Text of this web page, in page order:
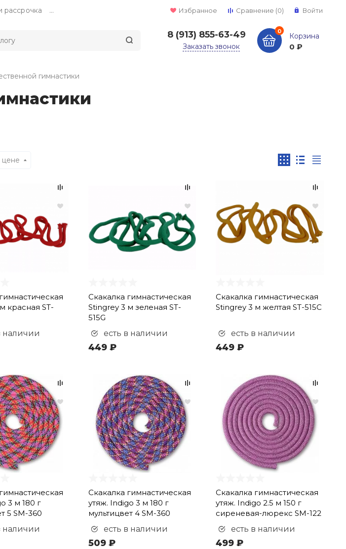
рассрочка ... Избранное Сравнение (0) Войти
8 (913) 855-63-49
Заказать звонок
0
Корзина
0 ₽
гимнастики
цене
красная ST-
наличии
Скакалка гимнастическая
Stingrey 3 м зеленая ST-
515G
есть в наличии
449 ₽
Скакалка гимнастическая
Stingrey 3 м желтая ST-515C
есть в наличии
449 ₽
3 м 180 г
5 SM-360
наличии
Скакалка гимнастическая
утяж. Indigo 3 м 180 г
мультицвет 4 SM-360
есть в наличии
509 ₽
Скакалка гимнастическая
утяж. Indigo 2.5 м 150 г
сиреневая-люрекс SM-122
есть в наличии
499 ₽